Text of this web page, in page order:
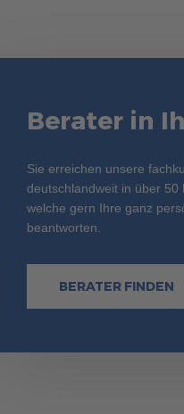
Berater in
Sie erreichen unsere
deutschlandweit in über
welche gern Ihre ganz
beantworten.
BERATER FINDEN